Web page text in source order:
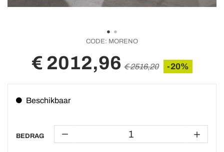
CODE: MORENO
€ 2012,96 € 2516,20 -20%
Beschikbaar
BEDRAG